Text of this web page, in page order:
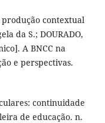
produção contextual
da S.; DOURADO,
A BNCC na
e perspectivas.
continuidade
de educação. n.